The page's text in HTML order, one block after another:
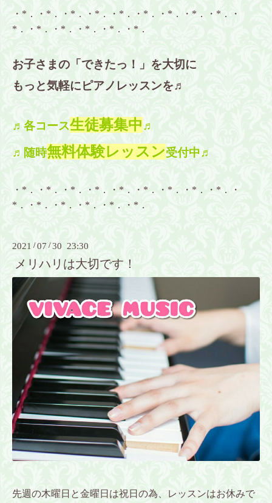
・*．・*．・*．・*．・*．・*．・*．・*．・*．・
*．・*．・*．・*．・*．・*．
お子さまの「できたっ！」を大切に
もっと気軽にピアノレッスンを♬
♬各コース生徒募集中♬
♬随時無料体験レッスン受付中♬
・*．・*．・*．・*．・*．・*．・*．・*．・*．・
*．・*．・*．・*．・*．・*．
2021 /07 /30 23:30
メリハリは大切です！
先週の木曜日と金曜日は祝日の為、レッスンはお休みで